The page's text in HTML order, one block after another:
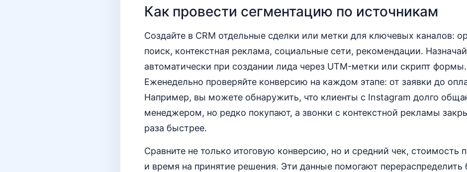
Как провести сегментацию по источникам
Создайте в CRM отдельные сделки или метки для ключевых каналов:
поиск, контекстная реклама, социальные сети, рекомендации.
автоматически при создании лида через UTM-метки или скрипт формы.
Еженедельно проверяйте конверсию на каждом этапе: от заявки до
Например, вы можете обнаружить, что клиенты с Instagram долго
менеджером, но редко покупают, а звонки с контекстной рекламы
раза быстрее.
Сравните не только итоговую конверсию, но и средний чек, стоимость
и время на принятие решения. Эти данные помогают